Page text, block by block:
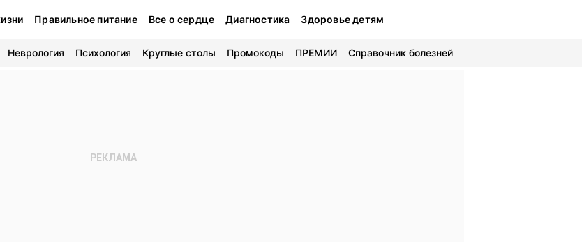
Правильное питание Все о сердце Диагностика Здоровье детям
Неврология Психология Круглые столы Промокоды ПРЕМИИ Справочник болезней